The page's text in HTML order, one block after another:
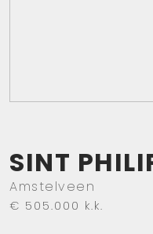
SINT
Amstelveen
€ 505.000 k.k.